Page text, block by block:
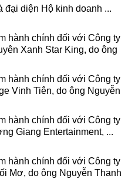
đại diện Hộ kinh doanh ...
hành chính đối với Công ty
Xanh Star King, do ông
hành chính đối với Công ty
Vinh Tiên, do ông Nguyễn
hành chính đối với Công ty
Giang Entertainment, ...
hành chính đối với Công ty
Mơ, do ông Nguyễn Thanh